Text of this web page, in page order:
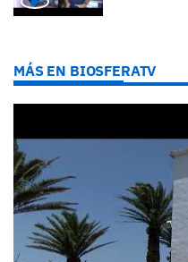
MÁS EN BIOSFERATV